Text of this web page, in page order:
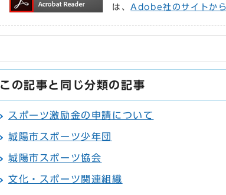
は、Adobe社のサイトか
この記事と同じ分類の記事
スポーツ激励金の申請について
城陽市スポーツ少年団
城陽市スポーツ協会
文化・スポーツ関連組織